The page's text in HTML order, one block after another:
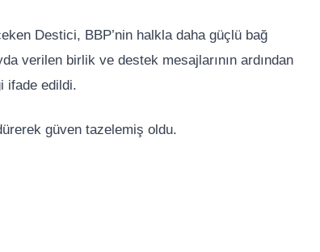
Destici, BBP’nin halkla daha güçlü bağ
verilen birlik ve destek mesajlarının ardından
ifade edildi.
güven tazelemiş oldu.